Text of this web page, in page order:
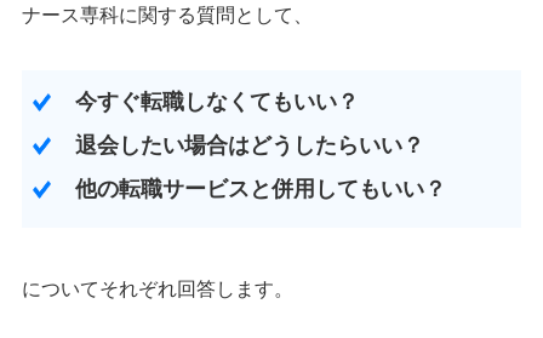
ナース専科に関する質問として、
今すぐ転職しなくてもいい？
退会したい場合はどうしたらいい？
他の転職サービスと併用してもいい？
についてそれぞれ回答します。